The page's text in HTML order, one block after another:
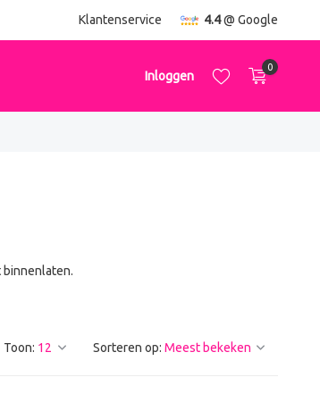
Klantenservice 4.4@ Google
Inloggen
0
binnenlaten.
Toon: Sorteren op: